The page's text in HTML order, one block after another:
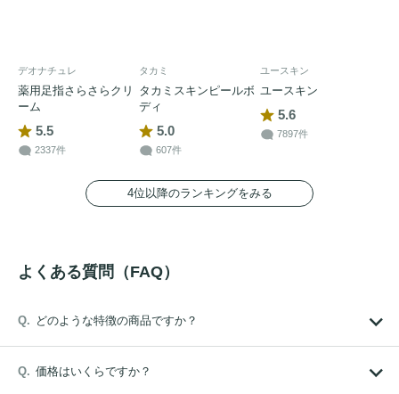
デオナチュレ
薬用足指さらさらクリ
ーム
5.5
2337件
タカミ
タカミスキンピールボ
ディ
5.0
607件
ユースキン
ユースキン
5.6
7897件
4位以降のランキングをみる
よくある質問（FAQ）
どのような特徴の商品ですか？
価格はいくらですか？